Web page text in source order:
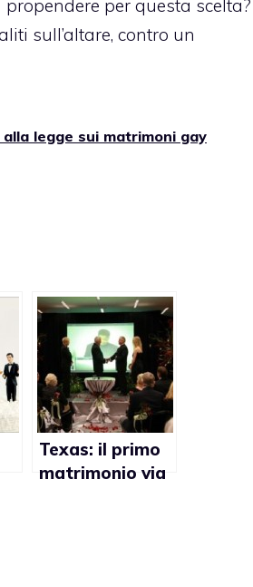
per questa scelta?
sull’altare, contro un
legge sui matrimoni gay
Texas: il primo
matrimonio via